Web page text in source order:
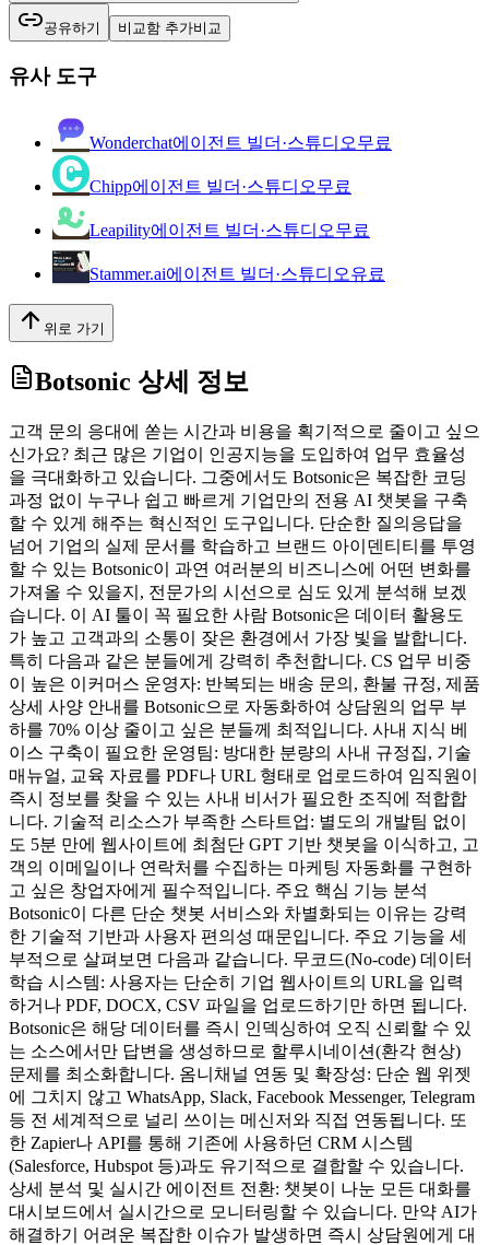
공유하기 비교함 추가비교
유사 도구
Wonderchat에이전트 빌더·스튜디오무료
Chipp에이전트 빌더·스튜디오무료
Leapility에이전트 빌더·스튜디오무료
Stammer.ai에이전트 빌더·스튜디오유료
위로 가기
Botsonic 상세 정보
고객 문의 응대에 쏟는 시간과 비용을 획기적으로 줄이고 싶으
신가요? 최근 많은 기업이 인공지능을 도입하여 업무 효율성
을 극대화하고 있습니다. 그중에서도 Botsonic은 복잡한 코딩
과정 없이 누구나 쉽고 빠르게 기업만의 전용 AI 챗봇을 구축
할 수 있게 해주는 혁신적인 도구입니다. 단순한 질의응답을
넘어 기업의 실제 문서를 학습하고 브랜드 아이덴티티를 투영
할 수 있는 Botsonic이 과연 여러분의 비즈니스에 어떤 변화를
가져올 수 있을지, 전문가의 시선으로 심도 있게 분석해 보겠
습니다. 이 AI 툴이 꼭 필요한 사람 Botsonic은 데이터 활용도
가 높고 고객과의 소통이 잦은 환경에서 가장 빛을 발합니다.
특히 다음과 같은 분들에게 강력히 추천합니다. CS 업무 비중
이 높은 이커머스 운영자: 반복되는 배송 문의, 환불 규정, 제품
상세 사양 안내를 Botsonic으로 자동화하여 상담원의 업무 부
하를 70% 이상 줄이고 싶은 분들께 최적입니다. 사내 지식 베
이스 구축이 필요한 운영팀: 방대한 분량의 사내 규정집, 기술
매뉴얼, 교육 자료를 PDF나 URL 형태로 업로드하여 임직원이
즉시 정보를 찾을 수 있는 사내 비서가 필요한 조직에 적합합
니다. 기술적 리소스가 부족한 스타트업: 별도의 개발팀 없이
도 5분 만에 웹사이트에 최첨단 GPT 기반 챗봇을 이식하고, 고
객의 이메일이나 연락처를 수집하는 마케팅 자동화를 구현하
고 싶은 창업자에게 필수적입니다. 주요 핵심 기능 분석
Botsonic이 다른 단순 챗봇 서비스와 차별화되는 이유는 강력
한 기술적 기반과 사용자 편의성 때문입니다. 주요 기능을 세
부적으로 살펴보면 다음과 같습니다. 무코드(No-code) 데이터
학습 시스템: 사용자는 단순히 기업 웹사이트의 URL을 입력
하거나 PDF, DOCX, CSV 파일을 업로드하기만 하면 됩니다.
Botsonic은 해당 데이터를 즉시 인덱싱하여 오직 신뢰할 수 있
는 소스에서만 답변을 생성하므로 할루시네이션(환각 현상)
문제를 최소화합니다. 옴니채널 연동 및 확장성: 단순 웹 위젯
에 그치지 않고 WhatsApp, Slack, Facebook Messenger, Telegram
등 전 세계적으로 널리 쓰이는 메신저와 직접 연동됩니다. 또
한 Zapier나 API를 통해 기존에 사용하던 CRM 시스템
(Salesforce, Hubspot 등)과도 유기적으로 결합할 수 있습니다.
상세 분석 및 실시간 에이전트 전환: 챗봇이 나눈 모든 대화를
대시보드에서 실시간으로 모니터링할 수 있습니다. 만약 AI가
해결하기 어려운 복잡한 이슈가 발생하면 즉시 상담원에게 대